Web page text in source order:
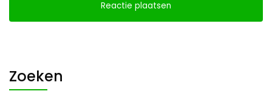
Zoeken